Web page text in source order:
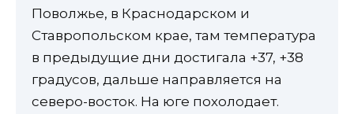
Поволжье, в Краснодарском и
Ставропольском крае, там температура
в предыдущие дни достигала +37, +38
градусов, дальше направляется на
северо-восток. На юге похолодает.